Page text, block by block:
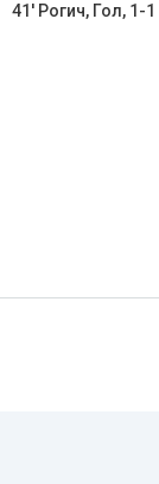
41' Рогич, Гол, 1-1